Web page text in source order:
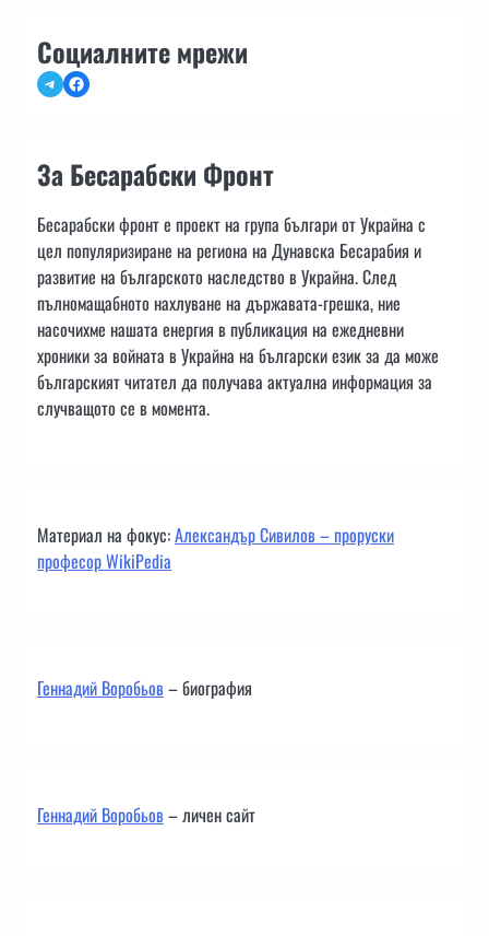
Социалните мрежи
TelegramFacebook
За Бесарабски Фронт
Бесарабски фронт е проект на група българи от Украйна с
цел популяризиране на региона на Дунавска Бесарабия и
развитие на българското наследство в Украйна. След
пълномащабното нахлуване на държавата-грешка, ние
насочихме нашата енергия в публикация на ежедневни
хроники за войната в Украйна на български език за да може
българският читател да получава актуална информация за
случващото се в момента.
Материал на фокус:Александър Сивилов – проруски
професор WikiPedia
Геннадий Воробьов– биография
Геннадий Воробьов– личен сайт